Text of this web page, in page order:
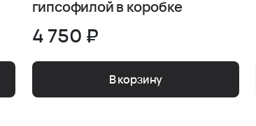
гипсофилой в коробке
4 750 ₽
В корзину